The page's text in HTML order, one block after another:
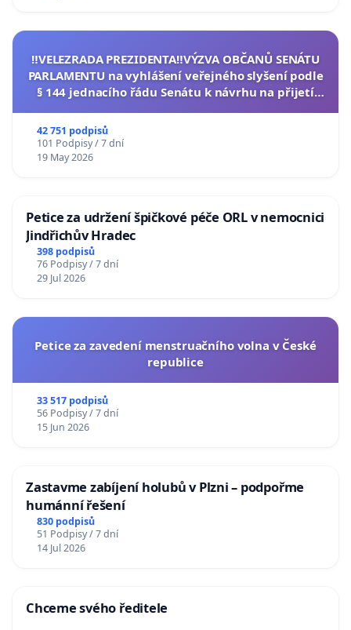
‼️VELEZRADA PREZIDENTA‼️VÝZVA OBČANŮ SENÁTU
PARLAMENTU na vyhlášení veřejného slyšení podle
§ 144 jednacího řádu Senátu k návrhu na přijetí
42 751 podpisů
101 Podpisy / 7 dní
19 May 2026
Petice za udržení špičkové péče ORL v nemocnici
Jindřichův Hradec
398 podpisů
76 Podpisy / 7 dní
29 Jul 2026
Petice za zavedení menstruačního volna v České
republice
33 517 podpisů
56 Podpisy / 7 dní
15 Jun 2026
Zastavme zabíjení holubů v Plzni – podpořme
humánní řešení
830 podpisů
51 Podpisy / 7 dní
14 Jul 2026
Chceme svého ředitele